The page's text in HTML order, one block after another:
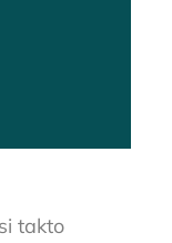
takto